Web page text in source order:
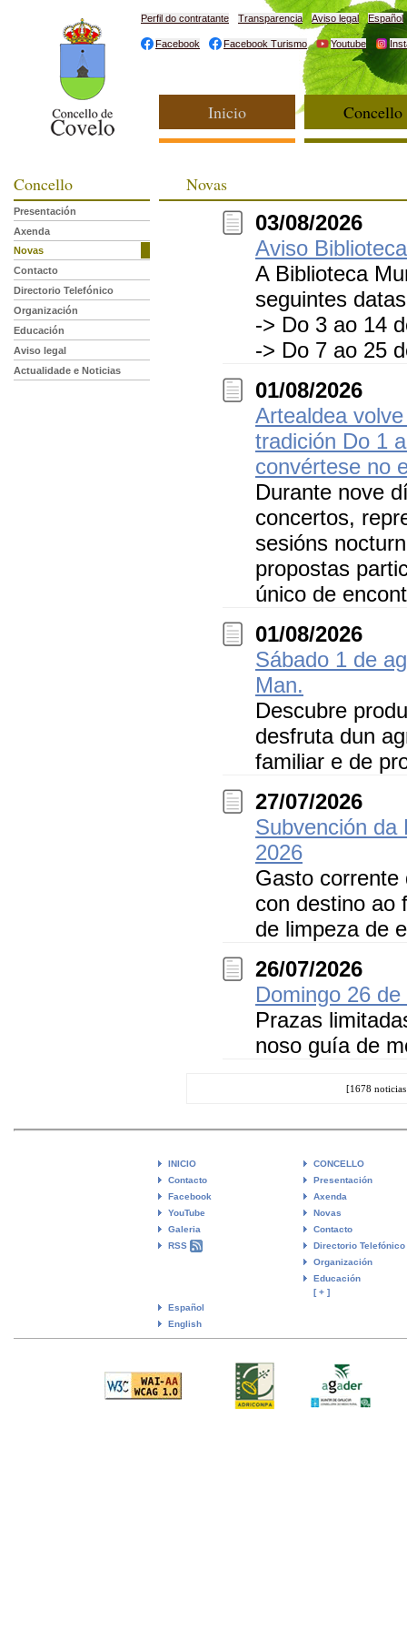
Perfil do contratante Transparencia Aviso legal Español
Facebook Facebook Turismo Youtube
Inicio Concello
Concello
Presentación
Axenda
Novas
Contacto
Directorio Telefónico
Organización
Educación
Aviso legal
Actualidade e Noticias
Novas
03/08/2026
Aviso
A Biblioteca
seguintes
-> Do 3 ao 14
-> Do 7 ao 25
01/08/2026
Artealdea
tradición Do 1
convértese no
Durante nove
concertos,
sesións
propostas
único de
01/08/2026
Sábado 1 de
Man.
Descubre
desfruta dun
familiar e de
27/07/2026
Subvención da
2026
Gasto corrente
con destino ao
de limpeza de
26/07/2026
Domingo 26
Prazas
noso guía de
[1678
INICIO
Contacto
Facebook
YouTube
Galeria
RSS
Español
English
CONCELLO
Presentación
Axenda
Novas
Contacto
Directorio Telefónico
Organización
Educación
[ + ]